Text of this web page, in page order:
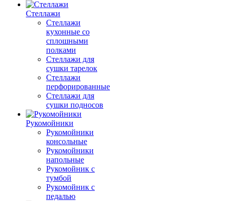
Стеллажи
Стеллажи
кухонные со
сплошными
полками
Стеллажи для
сушки тарелок
Стеллажи
перфорированные
Стеллажи для
сушки подносов
Рукомойники
Рукомойники
консольные
Рукомойники
напольные
Рукомойник с
тумбой
Рукомойник с
педалью